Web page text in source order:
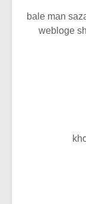
bale man
webloge